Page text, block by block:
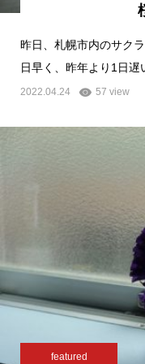
昨日、札幌市内のサク
日早く、昨年より1日遅
2022.04.24 57 view
featured